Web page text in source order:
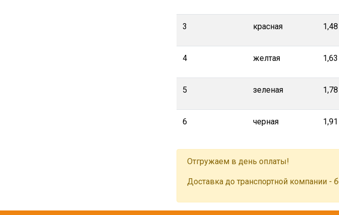
3 красная 1,48
4 желтая 1,63
5 зеленая 1,78
6 черная 1,91
Отгружаем в день оплаты!
Доставка до транспортной компании -